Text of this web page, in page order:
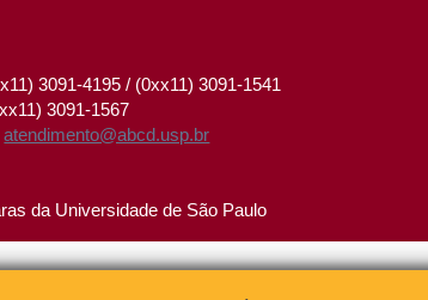
3091-4195 / (0xx11) 3091-1541
3091-1567
atendimento@abcd.usp.br
da Universidade de São Paulo